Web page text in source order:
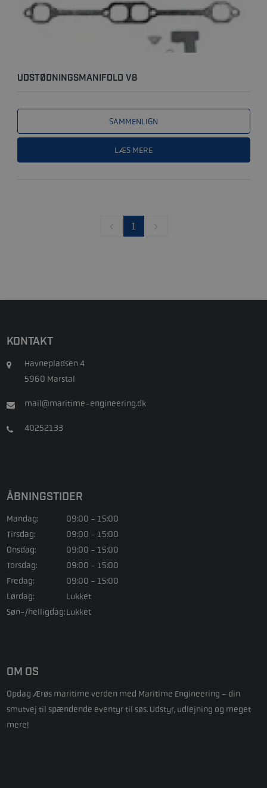
UDSTØDNINGSMANIFOLD V8
SAMMENLIGN
LÆS MERE
1
KONTAKT
Havnepladsen 4
5960 Marstal
mail@maritime-engineering.dk
40252133
ÅBNINGSTIDER
Mandag:
09:00 - 15:00
Tirsdag:
09:00 - 15:00
Onsdag:
09:00 - 15:00
Torsdag:
09:00 - 15:00
Fredag:
09:00 - 15:00
Lørdag:
Lukket
Søn-/helligdag:Lukket
OM OS
Opdag Ærøs maritime verden med Maritime Engineering - din
smutvej til spændende eventyr til søs. Udstyr, udlejning og meget
mere!